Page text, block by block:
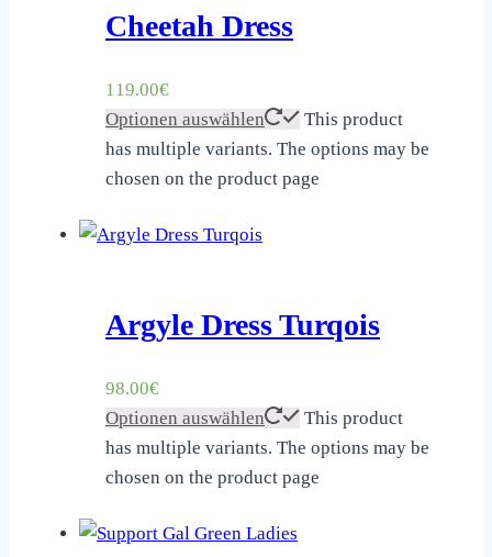
Cheetah Dress
119.00€
Optionen auswählen
This product
has multiple variants. The options may be
chosen on the product page
Argyle Dress Turqois
98.00€
Optionen auswählen
This product
has multiple variants. The options may be
chosen on the product page